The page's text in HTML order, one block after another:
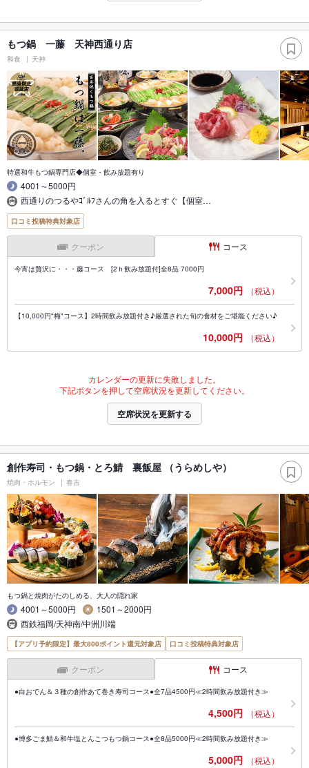
もつ鍋 一藤 天神西通り店
和食 天神
特選和牛もつ鍋専門店◆個室・飲み放題有り
4001～5000円
西通りのつるやｺﾞﾙﾌさんの角を入るとすぐ【個室…
口コミ投稿特典対象店
クーポン コース
今宵は贅沢に・・・藤コース [2ｈ飲み放題付]全8品 7000円
7,000円 （税込）
【10,000円"梅"コース】2時間飲み放題付き♪厳選された旬の食材をご堪能ください♪
10,000円 （税込）
カレンダーの更新に失敗しました。
下記ボタンを押して空席状況を更新してください。
空席状況を更新する
創作寿司・もつ鍋・とろ鯖 裏飯屋 （うらめしや）
焼肉・ホルモン 春吉
もつ鍋と焼肉がたのしめる、大人の隠れ家
4001～5000円
1501～2000円
西鉄福岡/天神南/中洲川端
【アプリ予約限定】最大800ポイント還元対象店 口コミ投稿特典対象店
クーポン コース
●白おでん＆３種の創作あて巻き寿司コース●全7品4500円≪2時間飲み放題付き≫
4,500円 （税込）
●博多ごま鯖＆和牛塩とんこつもつ鍋コース●全8品5000円≪2時間飲み放題付き≫
5,000円 （税込）